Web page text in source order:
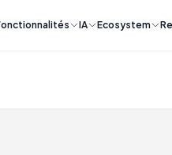
IA Ecosystem